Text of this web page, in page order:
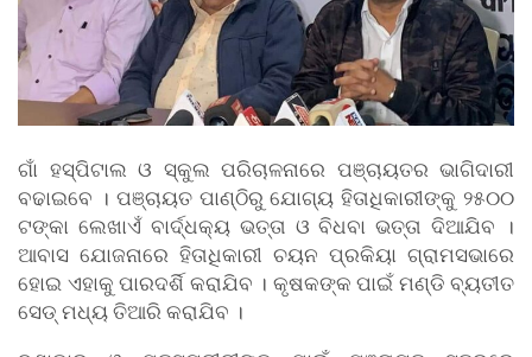
ଗାଁ ହସ୍ପିଟାଲ ଓ ସ୍କୁଲ ପରିଚାଳନାରେ ପଞ୍ଚାୟତର ଭାଗିଦାରୀ
ବଢାଇବେ । ପଞ୍ଚାୟତ ପାଣ୍ଠିରୁ ଯୋଗ୍ୟ ହିତାଧିକାରୀଙ୍କୁ ୨୫୦୦
ଟଙ୍କା ଲେଖାଏଁ ବାର୍ଦ୍ଧକ୍ୟ ଭତ୍ତା ଓ ବିଧବା ଭତ୍ତା ଦିଆଯିବ ।
ଆବାସ ଯୋଜନାରେ ହିତାଧିକାରୀ ଚୟନ ପ୍ରକିୟା ଗ୍ରାମସଭାରେ
ହୋଇ ଏହାକୁ ପାରଦର୍ଶି କରାଯିବ । କୃଷକଙ୍କ ପାଇଁ ମଣ୍ଡି ବ୍ୟତୀତ
ସେଡ୍ ମଧ୍ୟ ତିଆରି କରାଯିବ ।